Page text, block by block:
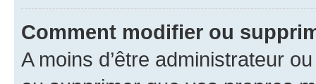
Comment modifier ou
A moins d’être administrateur